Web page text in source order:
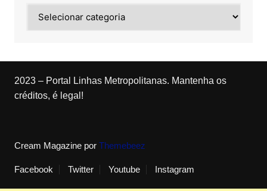
2023 – Portal Linhas Metropolitanas. Mantenha os
créditos, é legal!
Cream Magazine por Themebeez
Facebook Twitter Youtube Instagram